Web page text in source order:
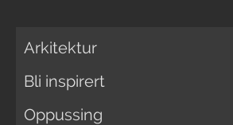
Arkitektur
Bli inspirert
Oppussing